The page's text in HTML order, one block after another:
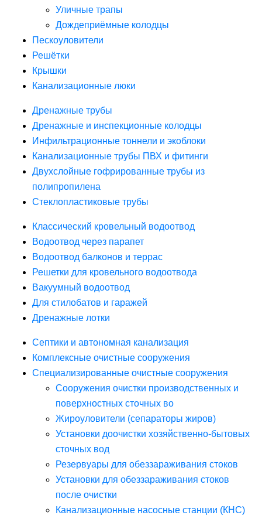
Уличные трапы
Дождеприёмные колодцы
Пескоуловители
Решётки
Крышки
Канализационные люки
Дренажные трубы
Дренажные и инспекционные колодцы
Инфильтрационные тоннели и экоблоки
Канализационные трубы ПВХ и фитинги
Двухслойные гофрированные трубы из
полипропилена
Стеклопластиковые трубы
Классический кровельный водоотвод
Водоотвод через парапет
Водоотвод балконов и террас
Решетки для кровельного водоотвода
Вакуумный водоотвод
Для стилобатов и гаражей
Дренажные лотки
Септики и автономная канализация
Комплексные очистные сооружения
Специализированные очистные сооружения
Сооружения очистки производственных и
поверхностных сточных во
Жироуловители (сепараторы жиров)
Установки доочистки хозяйственно-бытовых
сточных вод
Резервуары для обеззараживания стоков
Установки для обеззараживания стоков
после очистки
Канализационные насосные станции (КНС)